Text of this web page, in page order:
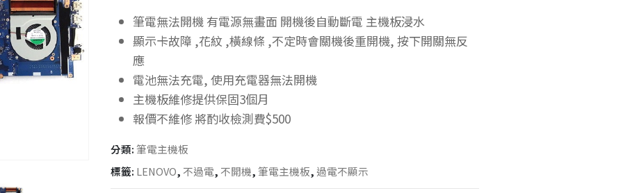
筆電無法開機 有電源無畫面 開機後自動斷電 主機板浸水
顯示卡故障 ,花紋 ,橫線條 ,不定時會關機後重開機, 按下開關無反
應
電池無法充電, 使用充電器無法開機
主機板維修提供保固3個月
報價不維修 將酌收檢測費$500
分類:筆電主機板
標籤: LENOVO, 不過電, 不開機,筆電主機板, 過電不顯示